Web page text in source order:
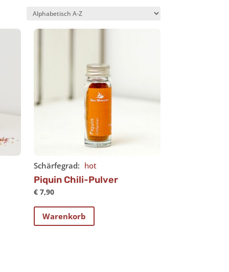
Schärfegrad: hot
Piquin Chili-Pulver
€ 7,90
Warenkorb